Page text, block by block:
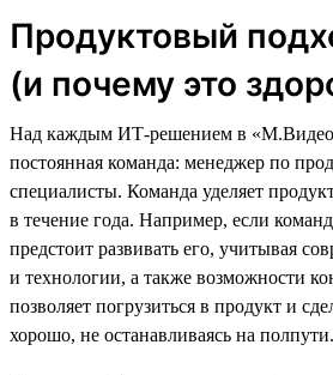
Продуктовый
(и почему это
Над каждым ИТ-решением в «М.Видео-
постоянная команда: менеджер по
специалисты. Команда уделяет
в течение года. Например, если
предстоит развивать его, учитывая
и технологии, а также возможности
позволяет погрузиться в продукт и
хорошо, не останавливаясь на полпути.